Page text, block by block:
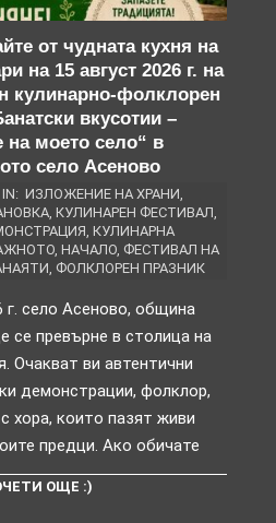
от чудната кухня на
на 15 август 2026 г. на
кулинарно-фолклорен
вкусотии –
на моето село“ в
село Асеново
IN: ИЗЛОЖЕНИЕ НА ХРАНИ
КУЛИНАРЕН ФЕСТИВАЛ
КУЛИНАРНА
, НАЧАЛО, ФЕСТИВАЛ НА
ФОЛКЛОРЕН ПРАЗНИК
г. село Асеново, община
се превърне в столица на
Очакват ви автентични
демонстрации, фолклор,
хора, които пазят живи
предци. Ако обичате
ОЩЕ :)